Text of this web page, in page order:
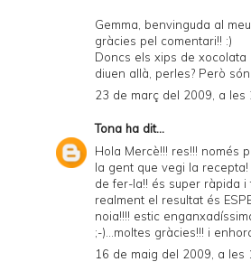
Gemma, benvinguda al
gràcies pel comentari!! :)
Doncs els xips de xocolata
diuen allà, perles? Però són
23 de març del 2009, a les
Tona ha dit...
Hola Mercè!!! res!!! només
la gent que vegi la
de fer-la!! és super ràpida i
realment el resultat és
noia!!!! estic
;-)...moltes gràcies!!! i
16 de maig del 2009, a les